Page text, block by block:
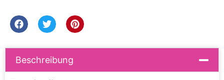
Beschreibung